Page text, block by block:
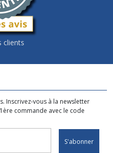
clients
Inscrivez-vous à la newsletter
commande avec le code
S'abonner